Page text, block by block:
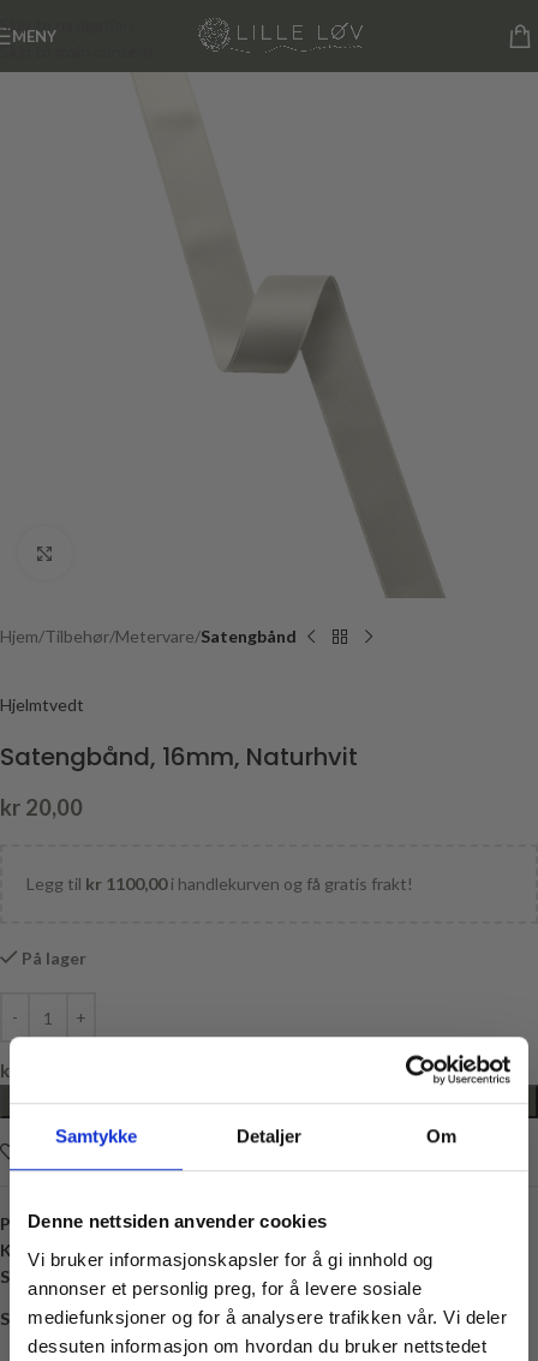
Samtykke Detaljer Om
Denne nettsiden anvender cookies
Vi bruker informasjonskapsler for å gi innhold og
annonser et personlig preg, for å levere sosiale
mediefunksjoner og for å analysere trafikken vår. Vi deler
dessuten informasjon om hvordan du bruker nettstedet
Skip to navigation
Skip to main content
MENY
Hjem Tilbehør Metervare Satengbånd
Hjelmtvedt
Satengbånd, 16mm, Naturhvit
kr 20,00
Legg til kr 1100,00i handlekurven og få gratis frakt!
På lager
kr
LEGG I HANDLEKURV
Legg i ønskelisten
Produktnummer:HT-22355-23-16
Kategori:
Satengbånd
Stikkord:
Kremhvit Natur Satengbånd SIlkebånd
Share: